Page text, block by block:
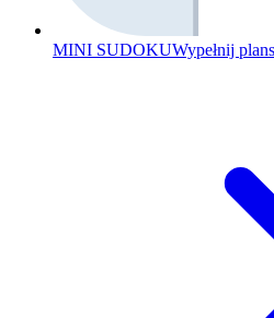
MINI SUDOKUWypełnij